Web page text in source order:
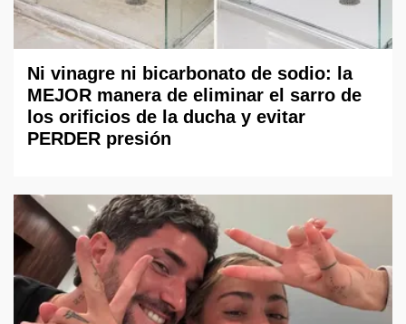
Ni vinagre ni bicarbonato de sodio: la
MEJOR manera de eliminar el sarro de
los orificios de la ducha y evitar
PERDER presión